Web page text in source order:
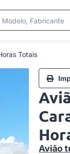
Fabricante
Totais
Avião